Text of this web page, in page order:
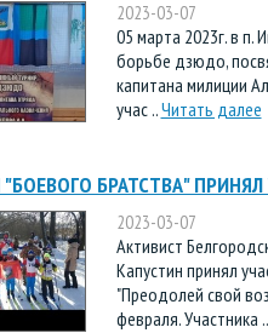
2023-03-07
05 марта 2023г. в п.
борьбе дзюдо,
капитана милиции
учас ..Читать далее
"БОЕВОГО БРАТСТВА"
2023-03-07
Активист
Капустин принял
"Преодолей свой
февраля. Участника ..